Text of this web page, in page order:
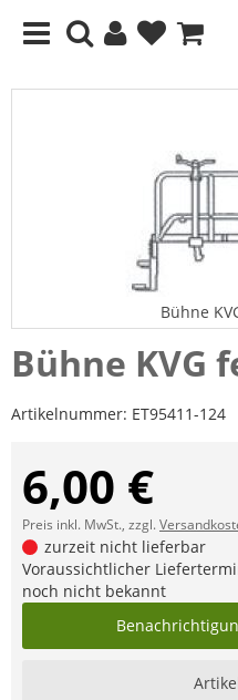
Bühne
Bühne KVG
Artikelnummer: ET95411-124
6,00 €
Preis inkl. MwSt., zzgl.
zurzeit nicht lieferbar
Voraussichtlicher
noch nicht bekannt